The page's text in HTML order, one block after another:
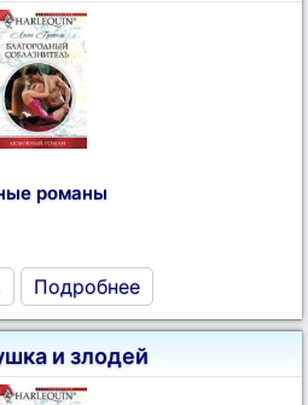
романы
Подробнее
и злодей